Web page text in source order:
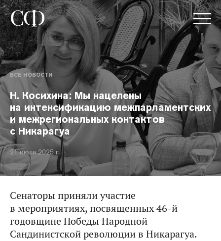
ВСЕ НОВОСТИ
Н. Косихина: Мы нацелены
на интенсификацию межпарламентских
и межрегиональных контактов
с Никарагуа
21 июля 2025 г.
Сенаторы приняли участие
в мероприятиях, посвященных 46-й
годовщине Победы Народной
Сандинистской революции в Никарагуа.